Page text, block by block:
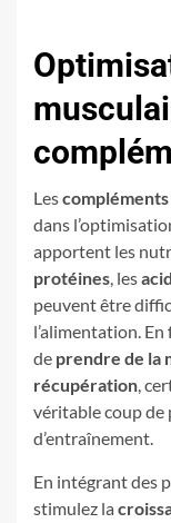
Les
dans
apportent les
protéines, les
peuvent être
l’alimentation. En
de prendre de la
récupération,
véritable coup de
d’entraînement.
En intégrant des
stimulez la